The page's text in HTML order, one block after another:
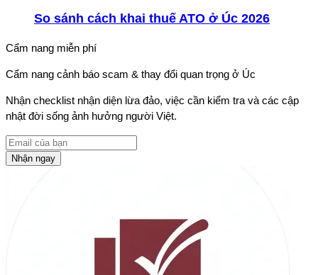
So sánh cách khai thuế ATO ở Úc 2026
Cẩm nang miễn phí
Cẩm nang cảnh báo scam & thay đổi quan trọng ở Úc
Nhận checklist nhận diện lừa đảo, việc cần kiểm tra và các cập
nhật đời sống ảnh hưởng người Việt.
Nhận ngay